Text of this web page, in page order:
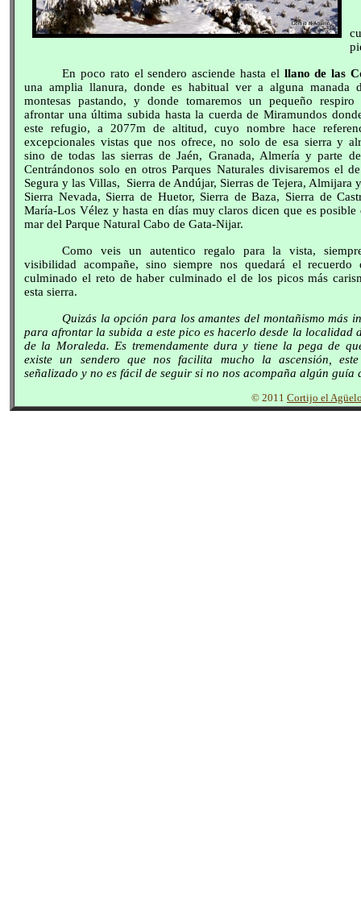
En poco rato el sendero asciende hasta el llano de las
una amplia llanura, donde es habitual ver a alguna manada
montesas pastando, y donde tomaremos un pequeño respiro
afrontar una última subida hasta la cuerda de Miramundos
este refugio, a 2077m de altitud, cuyo nombre hace
excepcionales vistas que nos ofrece, no solo de esa sierra y
sino de todas las sierras de Jaén, Granada, Almería y parte
Centrándonos solo en otros Parques Naturales divisaremos el
Segura y las Villas,
Sierra de Andújar, Sierras de Tejera, Almijara
Sierra Nevada, Sierra de Huetor, Sierra de Baza, Sierra de
María-Los Vélez y hasta en días muy claros dicen que es posible
mar del Parque Natural Cabo de Gata-Nijar.
Como veis un autentico regalo para la vista,
visibilidad acompañe, sino siempre nos quedará el recuerdo
culminado el reto de haber culminado el de los picos más
esta sierra.
Quizás la opción para los amantes del montañismo más
para afrontar la subida a este pico es hacerlo desde la localidad
de la Moraleda. Es tremendamente dura y tiene la pega de
existe un sendero que nos facilita mucho la ascensión,
señalizado y no es fácil de seguir si no nos acompaña algún guía
© 2011 Cortijo el